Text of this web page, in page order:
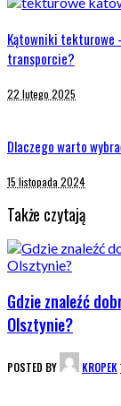
Kątowniki tekturowe
transporcie?
22 lutego 2025
Dlaczego warto
15 listopada 2024
Także czytają
Gdzie znaleźć
Olsztynie?
POSTED BY KROPEK